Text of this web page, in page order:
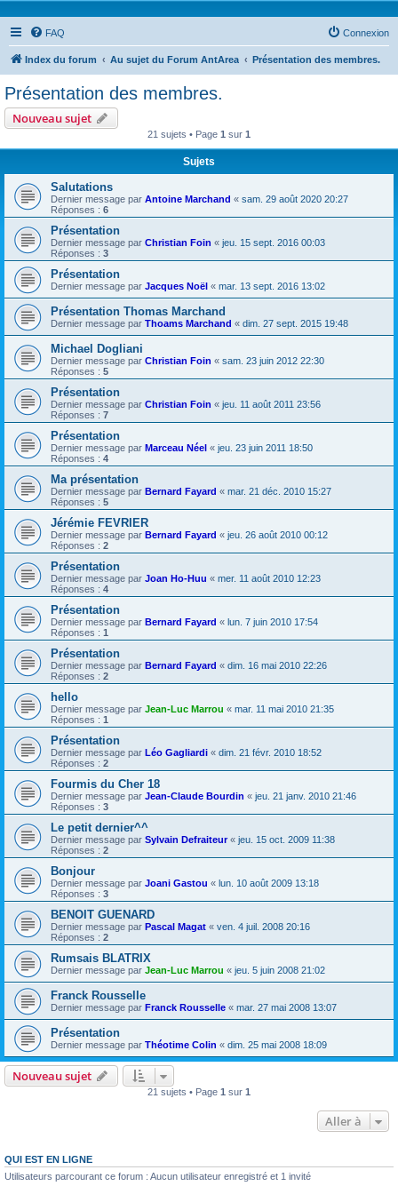
FAQ Connexion
Index du forum Au sujet du Forum AntArea Présentation des membres.
Présentation des membres.
Nouveau sujet
21 sujets • Page 1 sur 1
Sujets
Salutations
Dernier message par Antoine Marchand « sam. 29 août 2020 20:27
Réponses : 6
Présentation
Dernier message par Christian Foin « jeu. 15 sept. 2016 00:03
Réponses : 3
Présentation
Dernier message par Jacques Noël « mar. 13 sept. 2016 13:02
Présentation Thomas Marchand
Dernier message par Thoams Marchand « dim. 27 sept. 2015 19:48
Michael Dogliani
Dernier message par Christian Foin « sam. 23 juin 2012 22:30
Réponses : 5
Présentation
Dernier message par Christian Foin « jeu. 11 août 2011 23:56
Réponses : 7
Présentation
Dernier message par Marceau Néel « jeu. 23 juin 2011 18:50
Réponses : 4
Ma présentation
Dernier message par Bernard Fayard « mar. 21 déc. 2010 15:27
Réponses : 5
Jérémie FEVRIER
Dernier message par Bernard Fayard « jeu. 26 août 2010 00:12
Réponses : 2
Présentation
Dernier message par Joan Ho-Huu « mer. 11 août 2010 12:23
Réponses : 4
Présentation
Dernier message par Bernard Fayard « lun. 7 juin 2010 17:54
Réponses : 1
Présentation
Dernier message par Bernard Fayard « dim. 16 mai 2010 22:26
Réponses : 2
hello
Dernier message par Jean-Luc Marrou « mar. 11 mai 2010 21:35
Réponses : 1
Présentation
Dernier message par Léo Gagliardi « dim. 21 févr. 2010 18:52
Réponses : 2
Fourmis du Cher 18
Dernier message par Jean-Claude Bourdin « jeu. 21 janv. 2010 21:46
Réponses : 3
Le petit dernier^^
Dernier message par Sylvain Defraiteur« jeu. 15 oct. 2009 11:38
Réponses : 2
Bonjour
Dernier message par Joani Gastou « lun. 10 août 2009 13:18
Réponses : 3
BENOIT GUENARD
Dernier message par Pascal Magat « ven. 4 juil. 2008 20:16
Réponses : 2
Rumsais BLATRIX
Dernier message par Jean-Luc Marrou « jeu. 5 juin 2008 21:02
Franck Rousselle
Dernier message par Franck Rousselle « mar. 27 mai 2008 13:07
Présentation
Dernier message par Théotime Colin « dim. 25 mai 2008 18:09
Nouveau sujet
21 sujets • Page 1 sur 1
Aller à
QUI EST EN LIGNE
Utilisateurs parcourant ce forum : Aucun utilisateur enregistré et 1 invité